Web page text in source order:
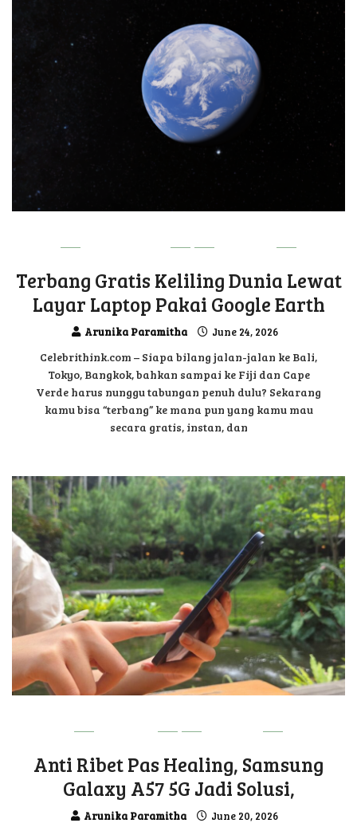
Terbang Gratis Keliling Dunia Lewat
Layar Laptop Pakai Google Earth
Arunika Paramitha June 24, 2026
Celebrithink.com – Siapa bilang jalan-jalan ke Bali,
Tokyo, Bangkok, bahkan sampai ke Fiji dan Cape
Verde harus nunggu tabungan penuh dulu? Sekarang
kamu bisa “terbang” ke mana pun yang kamu mau
secara gratis, instan, dan
Anti Ribet Pas Healing, Samsung
Galaxy A57 5G Jadi Solusi,
Arunika Paramitha June 20, 2026